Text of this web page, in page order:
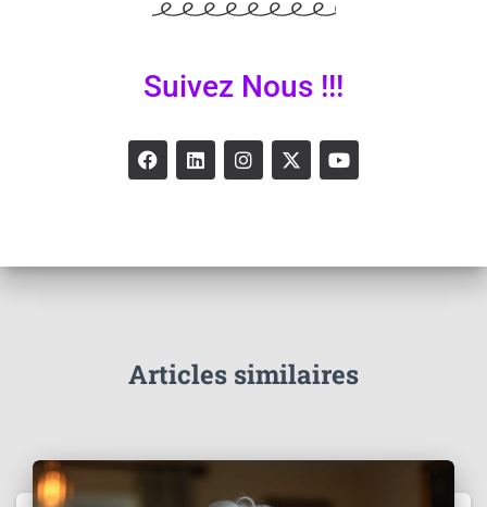
Suivez Nous !!!
Articles similaires